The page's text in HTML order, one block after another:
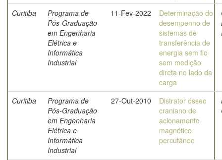
Curitiba
Programa de
Pós-Graduação
em Engenharia
Elétrica e
Informática
Industrial
11-Fev-2022
Determinação do
desempenho de
sistemas de
transferência de
energia sem fio
sem medição
direta no lado da
carga
Curitiba
Programa de
Pós-Graduação
em Engenharia
Elétrica e
Informática
Industrial
27-Out-2010
Distrator ósseo
craniano de
acionamento
magnético
percutâneo